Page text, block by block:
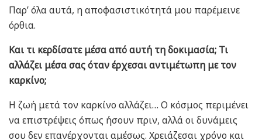
Παρ’ όλα αυτά, η αποφασιστικότητά μου παρέμεινε
όρθια.
Και τι κερδίσατε μέσα από αυτή τη δοκιμασία; Τι
αλλάζει μέσα σας όταν έρχεσαι αντιμέτωπη με τον
καρκίνο;
Η ζωή μετά τον καρκίνο αλλάζει… Ο κόσμος περιμένει
να επιστρέψεις όπως ήσουν πριν, αλλά οι δυνάμεις
σου δεν επανέρχονται αμέσως. Χρειάζεσαι χρόνο και